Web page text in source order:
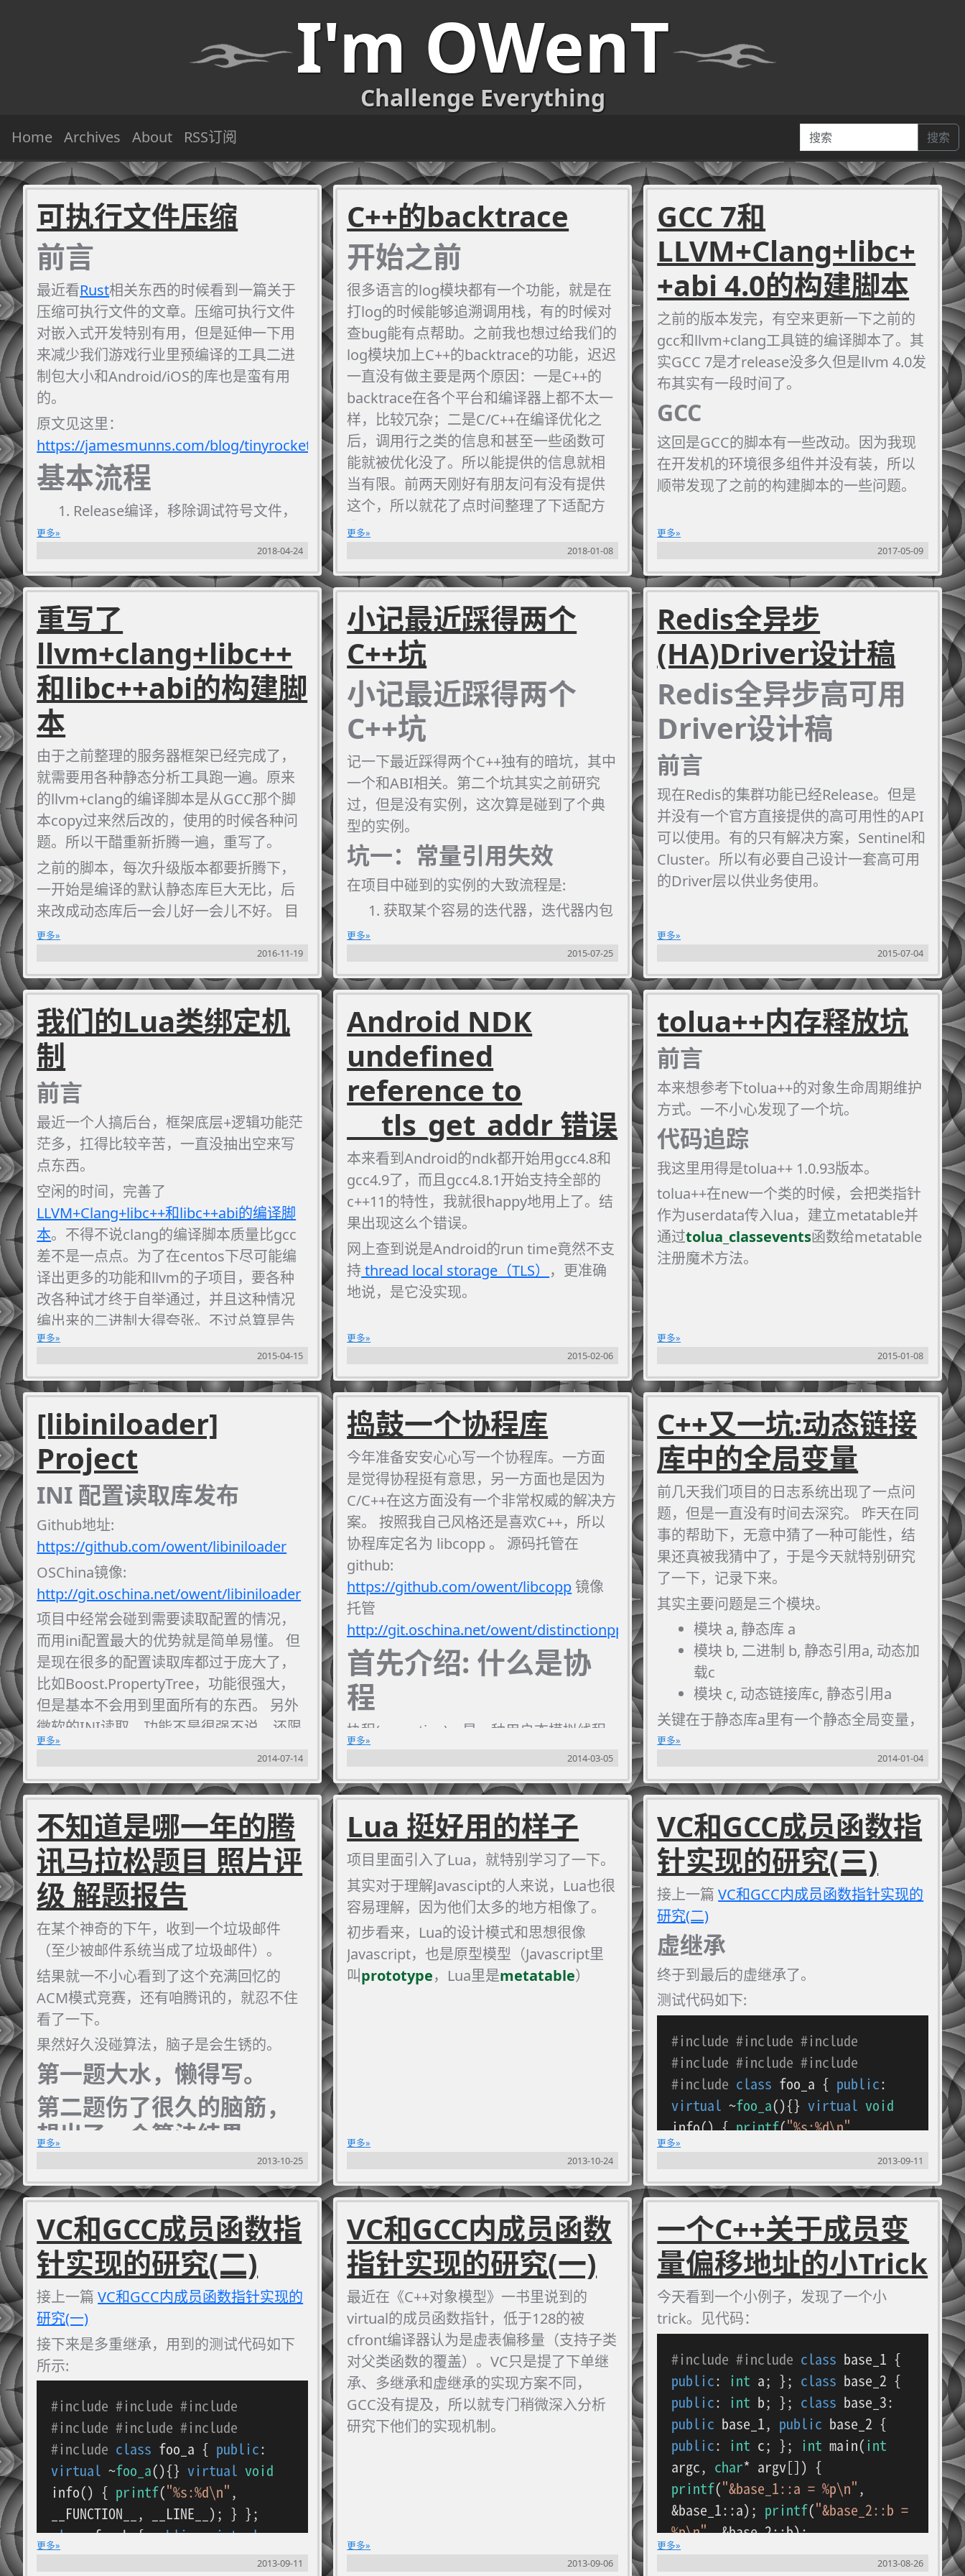
I'm OWenT
Challenge Everything
Home Archives About RSS订阅 搜索
可执行文件压缩
前言
最近看Rust相关东西的时候看到一篇关于
压缩可执行文件的文章。压缩可执行文件
对嵌入式开发特别有用，但是延伸一下用
来减少我们游戏行业里预编译的工具二进
制包大小和Android/iOS的库也是蛮有用
的。
原文见这里：
https://jamesmunns.com/blog/tinyrocket/
基本流程
Release编译，移除调试符号文件，
使用xargo重新编译标准库(std)和核
心库(core)（这个C/C++不容易模
仿，而且编译选项十分难搞）
移除jemalloc
（服务器程序还是留着
比较好，内置的malloc实现一般碎片
比较厉害。虽然C/C++默认也不是
jemalloc，很多项目为了新能还是会
移除panic的详情信息（这个仅适用
于Rust）
strip（由GNU的binutils提供），参
考命令:strip [二进制]
UPX进一步压缩加壳
尝试改造优化
然后尝试使用上面的流程改造我们的
gmtools-cli。原先我是直接开
LTO+Release编译的，编出的文件大小为
更多
2018-04-24
C++的backtrace
开始之前
很多语言的log模块都有一个功能，就是在
打log的时候能够追溯调用栈，有的时候对
查bug能有点帮助。之前我也想过给我们的
log模块加上C++的backtrace的功能，迟迟
一直没有做主要是两个原因：一是C++的
backtrace在各个平台和编译器上都不太一
样，比较冗杂；二是C/C++在编译优化之
后，调用行之类的信息和甚至一些函数可
能就被优化没了。所以能提供的信息就相
当有限。前两天刚好有朋友问有没有提供
这个，所以就花了点时间整理了下适配方
案。
更多
2018-01-08
GCC 7和
LLVM+Clang+libc+
+abi 4.0的构建脚本
之前的版本发完，有空来更新一下之前的
gcc和llvm+clang工具链的编译脚本了。其
实GCC 7是才release没多久但是llvm 4.0发
布其实有一段时间了。
GCC
这回是GCC的脚本有一些改动。因为我现
在开发机的环境很多组件并没有装，所以
顺带发现了之前的构建脚本的一些问题。
更多
2017-05-09
重写了
llvm+clang+libc++
和libc++abi的构建脚
本
由于之前整理的服务器框架已经完成了，
就需要用各种静态分析工具跑一遍。原来
的llvm+clang的编译脚本是从GCC那个脚
本copy过来然后改的，使用的时候各种问
题。所以干醋重新折腾一遍，重写了。
之前的脚本，每次升级版本都要折腾下，
一开始是编译的默认静态库巨大无比，后
来改成动态库后一会儿好一会儿不好。 目
测3.9.0版本的问题是开启动态库的编译模
式以后有些子工程还是静态库，并且会漏
掉加-fPIC，即便我在cmake的选项里加了
也没用。 而且有时候是用gcc编译正常，用
clang自举编译的时候失败。 然后每次测试
一次都要花费巨量的时间，巨慢无比。我
只是编译出来玩+当某些工具使用啊喂。要
不要这么折腾我啊喂。
更多
2016-11-19
小记最近踩得两个
C++坑
小记最近踩得两个
C++坑
记一下最近踩得两个C++独有的暗坑，其中
一个和ABI相关。第二个坑其实之前研究
过，但是没有实例，这次算是碰到了个典
型的实例。
坑一：常量引用失效
在项目中碰到的实例的大致流程是:
获取某个容易的迭代器，迭代器内包
把智能指针通过常量引用方式传入函
数
执行过程中智能指针被释放
于是这时候，我们有了一个空悬的智
能指针引用了
用代码表示的话，流程如下:
更多
2015-07-25
Redis全异步
(HA)Driver设计稿
Redis全异步高可用
Driver设计稿
前言
现在Redis的集群功能已经Release。但是
并没有一个官方直接提供的高可用性的API
可以使用。有的只有解决方案，Sentinel和
Cluster。所以有必要自己设计一套高可用
的Driver层以供业务使用。
更多
2015-07-04
我们的Lua类绑定机
制
前言
最近一个人搞后台，框架底层+逻辑功能茫
茫多，扛得比较辛苦，一直没抽出空来写
点东西。
空闲的时间，完善了
LLVM+Clang+libc++和libc++abi的编译脚
本。不得不说clang的编译脚本质量比gcc
差不是一点点。为了在centos下尽可能编
译出更多的功能和llvm的子项目，要各种
改各种试才终于自举通过，并且这种情况
编出来的二进制大得夸张。不过总算是告
一段落。
现》的电子版，顺便给这本书的作者贡献
了一丢丢的Redis文档的翻译。这本书通篇
贴代码，有点看blog的感觉，写得还是很
简单易懂的。（不过谁告诉我为毛我花了
30大洋买完不到半个月就变成10块了，坑
爹么不是。T_T）
另外还零零散散地看了些
修养-链接、装载与库》这本书云风之前推
荐过。并且在我看得这些里国人写得书
里，这确实是一本值得推荐，并且不可多
得的佳作。
还是回到正题
为什么要重写Lua类绑
定？
早先我们用得都是tolua++，但是
tolua++貌似很久没有更新了，而且不支持
lua大于5.1的版本。并且在使用的过程中发
现了一些坑，比较隐晦+恶心。总不能让所
器的lua脚本会比较轻量级，索性就用一个
简单高效的Lua绑定机制。
更多
2015-04-15
Android NDK
undefined
reference to
___tls_get_addr 错误
本来看到Android的ndk都开始用gcc4.8和
gcc4.9了，而且gcc4.8.1开始支持全部的
c++11的特性，我就很happy地用上了。结
果出现这么个错误。
网上查到说是Android的run time竟然不支
持thread local storage（TLS）
，更准确
地说，是它没实现。
更多
2015-02-06
tolua++内存释放坑
前言
本来想参考下tolua++的对象生命周期维护
方式。一不小心发现了一个坑。
代码追踪
我这里用得是tolua++ 1.0.93版本。
tolua++在new一个类的时候，会把类指针
作为userdata传入lua，建立metatable并
通过tolua_classevents函数给metatable
注册魔术方法。
更多
2015-01-08
[libiniloader]
Project
INI 配置读取库发布
Github地址:
https://github.com/owent/libiniloader
OSChina镜像:
http://git.oschina.net/owent/libiniloader
项目中经常会碰到需要读取配置的情况，
而用ini配置最大的优势就是简单易懂。 但
是现在很多的配置读取库都过于庞大了，
比如Boost.PropertyTree，功能很强大，
但是基本不会用到里面所有的东西。 另外
微软的INI读取，功能不是很强不说，还限
制在Windows上，更重要的是API设计得
更多
2014-07-14
捣鼓一个协程库
今年准备安安心心写一个协程库。一方面
是觉得协程挺有意思，另一方面也是因为
C/C++在这方面没有一个非常权威的解决方
案。 按照我自己风格还是喜欢C++，所以
协程库定名为 libcopp 。 源码托管在
github:
https://github.com/owent/libcopp 镜像
托管
http://git.oschina.net/owent/distinctionpp
首先介绍: 什么是协
程
协程(coroutine)，是一种用户态模拟线程
的组件。（具体说明参见：
http://zh.wikipedia.org/wiki/%E5%8D%8F%E7%A8%8B
更多
2014-03-05
C++又一坑:动态链接
库中的全局变量
前几天我们项目的日志系统出现了一点问
题，但是一直没有时间去深究。 昨天在同
事的帮助下，无意中猜了一种可能性，结
果还真被我猜中了，于是今天就特别研究
了一下，记录下来。
其实主要问题是三个模块。
模块 a, 静态库 a
模块 b, 二进制 b, 静态引用a, 动态加
载c
模块 c, 动态链接库c, 静态引用a
关键在于静态库a里有一个静态全局变量，
没错就是我们的日志模块。 原先的这个静
构造函数
的，也就是构造函数干了点事情。
更多
2014-01-04
不知道是哪一年的腾
讯马拉松题目 照片评
级 解题报告
在某个神奇的下午，收到一个垃圾邮件
（至少被邮件系统当成了垃圾邮件）。
结果就一不小心看到了这个充满回忆的
ACM模式竞赛，还有咱腾讯的，就忍不住
看了一下。
果然好久没碰算法，脑子是会生锈的。
第一题大水，懒得写。
第二题伤了很久的脑筋，
想出了一个算法结果
ultramanhu基于此想出
了个更容易理解更容易实
现的方法。
以我这种懒人的本性，必须是也懒得写
得。
更多
2013-10-25
Lua 挺好用的样子
项目里面引入了Lua，就特别学习了一下。
其实对于理解Javascipt的人来说，Lua也很
容易理解，因为他们太多的地方相像了。
初步看来，Lua的设计模式和思想很像
Javascript，也是原型模型（Javascript里
叫prototype，Lua里是metatable）
更多
2013-10-24
VC和GCC成员函数指
针实现的研究(三)
接上一篇VC和GCC内成员函数指针实现的
研究(二)
虚继承
终于到最后的虚继承了。
测试代码如下:
#include #include #include
#include #include #include
#include class foo_a { public:
virtual ~foo_a(){}virtual void
info() {printf("%s:%d\n",
__FUNCTION__, __LINE__); }
__FUNCTION__, __LINE__); } };
class
{public: int l;
foo_l():l(1){}virtual void
info() {printf("%s:%d\n",
__FUNCTION__, __LINE__); } };
class foo_r:virtual publicfoo_a
{public:int
foo_l,publicfoo_r {public:
virtual void info () {
printf( "%d,%d. %s:%d\n" , l, r,
__FUNCTION__, __LINE__); } };
main(int argc, char* argv[]) {
void(foo_a::*vptr1)() =
&foo_a::info;void
(foo_l::*vptr2)() = &foo_l::info;
void(foo_a::*ptr)() =
&foo_a::print; foo_c c; foo_r r;
更多
2013-09-11
VC和GCC成员函数指
针实现的研究(二)
接上一篇VC和GCC内成员函数指针实现的
研究(一)
接下来是多重继承，用到的测试代码如下
所示:
#include #include #include
#include #include #include
#include class foo_a { public:
virtual ~foo_a(){}virtual void
info() { printf("%s:%d\n",
__FUNCTION__, __LINE__); } };
class foo_b{public:virtual
~foo_b
// 这个函数用于试foo_b
更多
2013-09-11
VC和GCC内成员函数
指针实现的研究(一)
最近在《C++对象模型》一书里说到的
virtual的成员函数指针，低于128的被
cfront编译器认为是虚表偏移量（支持子类
对父类函数的覆盖）。VC只是提了下单继
承、多继承和虚继承的实现方案不同，
GCC没有提及，所以就专门稍微深入分析
研究下他们的实现机制。
更多
2013-09-06
一个C++关于成员变
量偏移地址的小Trick
今天看到一个小例子，发现了一个小
trick。见代码：
#include #include class base_1 {
public: int a; }; class base_2 {
public: int b; }; class base_3:
public base_1, public base_2 {
public: int c; }; int main(int
argc, char* argv[]) {
printf("&base_1::a = %p\n",
&base_1::a); printf("&base_2::b =
%p\n", &base_2::b);
printf
更多
2013-08-26